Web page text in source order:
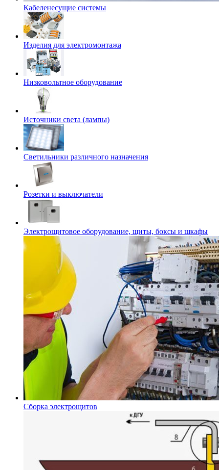
Кабеленесущие системы
Изделия для электромонтажа
Низковольтное оборудование
Источники света (лампы)
Светильники различного назначения
Розетки и выключатели
Электрощитовое оборудование, щиты, боксы и шкафы
Сборка электрощитов